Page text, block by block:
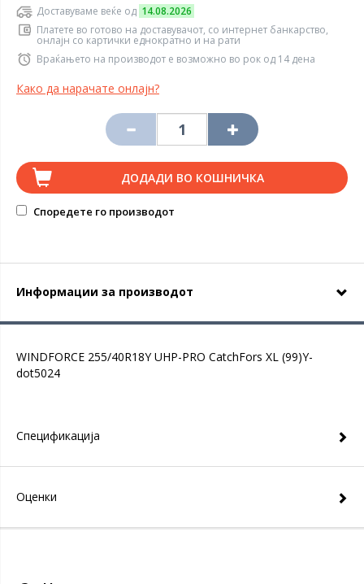
Доставуваме веќе од 14.08.2026
Платете во готово на доставувачот, со интернет банкарство,
онлајн со картички еднократно и на рати
Враќањето на производот е возможно во рок од 14 дена
Како да нарачате онлајн?
ДОДАДИ ВО КОШНИЧКА
Споредете го производот
Информации за производот
WINDFORCE 255/40R18Y UHP-PRO CatchFors XL (99)Y-
dot5024
Спецификација
Оценки